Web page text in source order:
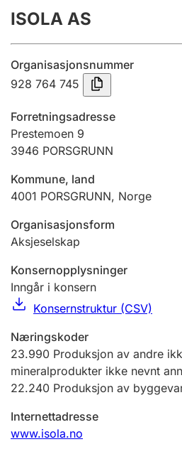
Årsregnskap
Innsending og
Tinglysing
Jeger
Ektepaktveileder
Offentlig sektor
Andre tema
ISOLA AS
Organisasjonsnummer
928 764 745
Forretningsadresse
Prestemoen 9
3946 PORSGRUNN
Kommune, land
4001 PORSGRUNN, Norge
Organisasjonsform
Aksjeselskap
Konsernopplysninger
Inngår i konsern
Konsernstruktur (CSV)
Næringskoder
23.990 Produksjon av andre
mineralprodukter ikke nevnt
22.240 Produksjon av
Internettadresse
www.isola.no